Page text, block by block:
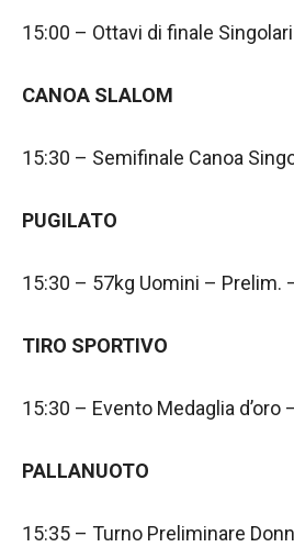
15:00 – Ottavi di finale
CANOA SLALOM
15:30 – Semifinale Canoa
PUGILATO
15:30 – 57kg Uomini – Prelim.
TIRO SPORTIVO
15:30 – Evento Medaglia d’oro
PALLANUOTO
15:35 – Turno Preliminare